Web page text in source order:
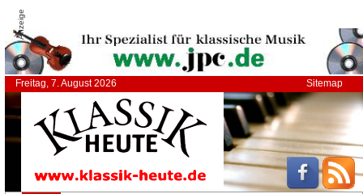
Anzeige
Freitag, 7. August 2026 Sitemap